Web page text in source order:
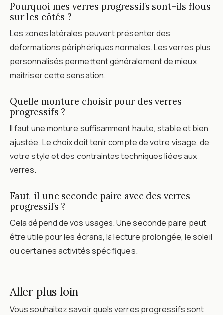
Pourquoi mes verres progressifs sont-ils flous
sur les côtés ?
Les zones latérales peuvent présenter des
déformations périphériques normales. Les verres plus
personnalisés permettent généralement de mieux
maîtriser cette sensation.
Quelle monture choisir pour des verres
progressifs ?
Il faut une monture suffisamment haute, stable et bien
ajustée. Le choix doit tenir compte de votre visage, de
votre style et des contraintes techniques liées aux
verres.
Faut-il une seconde paire avec des verres
progressifs ?
Cela dépend de vos usages. Une seconde paire peut
être utile pour les écrans, la lecture prolongée, le soleil
ou certaines activités spécifiques.
Aller plus loin
Vous souhaitez savoir quels verres progressifs sont